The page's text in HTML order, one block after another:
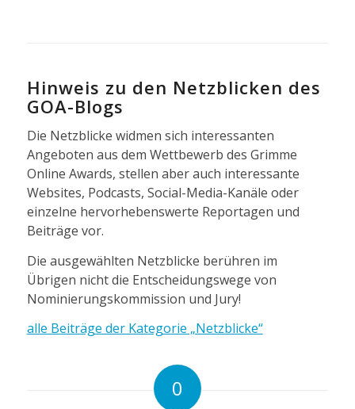
Hinweis zu den Netzblicken des
GOA-Blogs
Die Netzblicke widmen sich interessanten
Angeboten aus dem Wettbewerb des Grimme
Online Awards, stellen aber auch interessante
Websites, Podcasts, Social-Media-Kanäle oder
einzelne hervorhebenswerte Reportagen und
Beiträge vor.
Die ausgewählten Netzblicke berühren im
Übrigen nicht die Entscheidungswege von
Nominierungskommission und Jury!
alle Beiträge der Kategorie „Netzblicke“
0